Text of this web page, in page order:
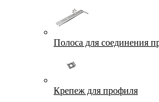
Полоса для соединения
Крепеж для профиля